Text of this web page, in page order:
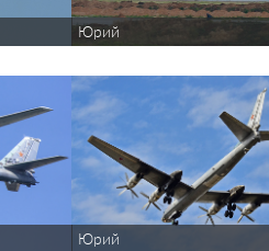
Юрий
Юрий